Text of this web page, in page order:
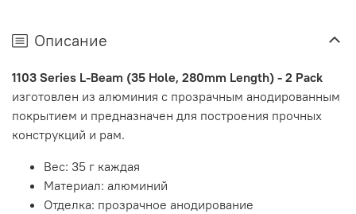
Описание
1103 Series L-Beam (35 Hole, 280mm Length) - 2 Pack
изготовлен из алюминия с прозрачным анодированным
покрытием и предназначен для построения прочных
конструкций и рам.
Вес: 35 г каждая
Материал: алюминий
Отделка: прозрачное анодирование